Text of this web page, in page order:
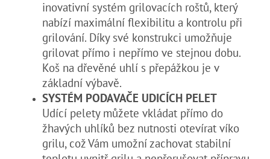
inovativní systém grilovacích roštů, který
nabízí maximální flexibilitu a kontrolu při
grilování. Díky své konstrukci umožňuje
grilovat přímo i nepřímo ve stejnou dobu.
Koš na dřevěné uhlí s přepážkou je v
základní výbavě.
SYSTÉM PODAVAČE UDICÍCH PELET
Udící pelety můžete vkládat přímo do
žhavých uhlíků bez nutnosti otevírat víko
grilu, což Vám umožní zachovat stabilní